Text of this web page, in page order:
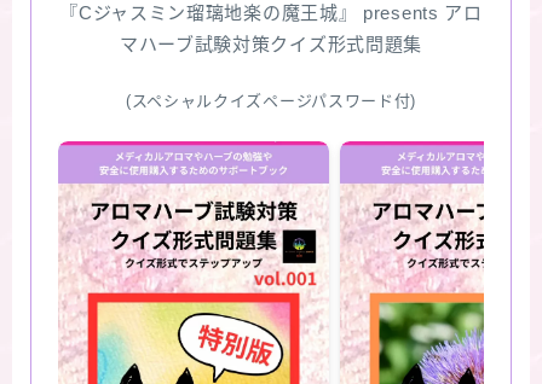
『Cジャスミン瑠璃地楽の魔王城』 presents アロ
マハーブ試験対策クイズ形式問題集
(スペシャルクイズページパスワード付)